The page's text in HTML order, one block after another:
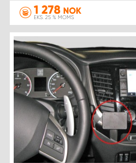
1 278 NOK
EKS. 25 % MOMS